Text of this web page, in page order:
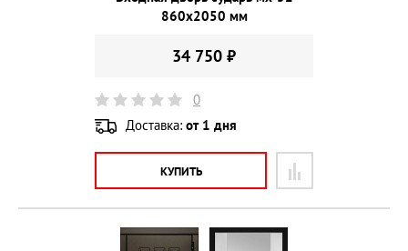
860х2050 мм
34 750 ₽
0
Доставка: от 1 дня
КУПИТЬ